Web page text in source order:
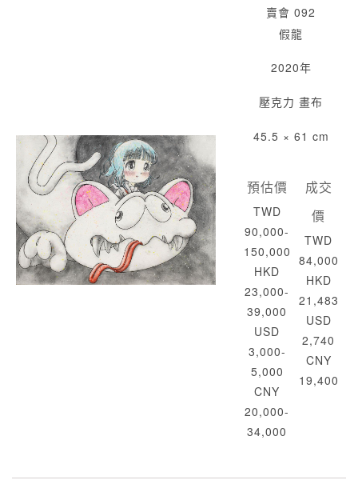
賣會 092
假龍
2020年
壓克力 畫布
45.5 × 61 cm
預估價
TWD
90,000-
150,000
HKD
23,000-
39,000
USD
3,000-
5,000
CNY
20,000-
34,000
成交
價
TWD
84,000
HKD
21,483
USD
2,740
CNY
19,400